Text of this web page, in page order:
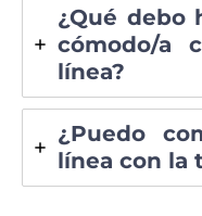
¿Qué debo
cómodo/a
línea?
¿Puedo
línea con la